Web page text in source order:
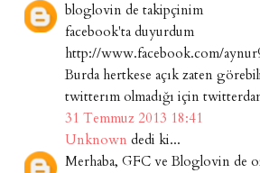
bloglovin de takipçinim
facebook'ta duyurdum
http://www.facebook.com/
Burda hertkese açık zaten
twitterım olmadığı için
31 Temmuz 2013 18:41
Unknown dedi ki...
Merhaba, GFC ve Bloglovin de